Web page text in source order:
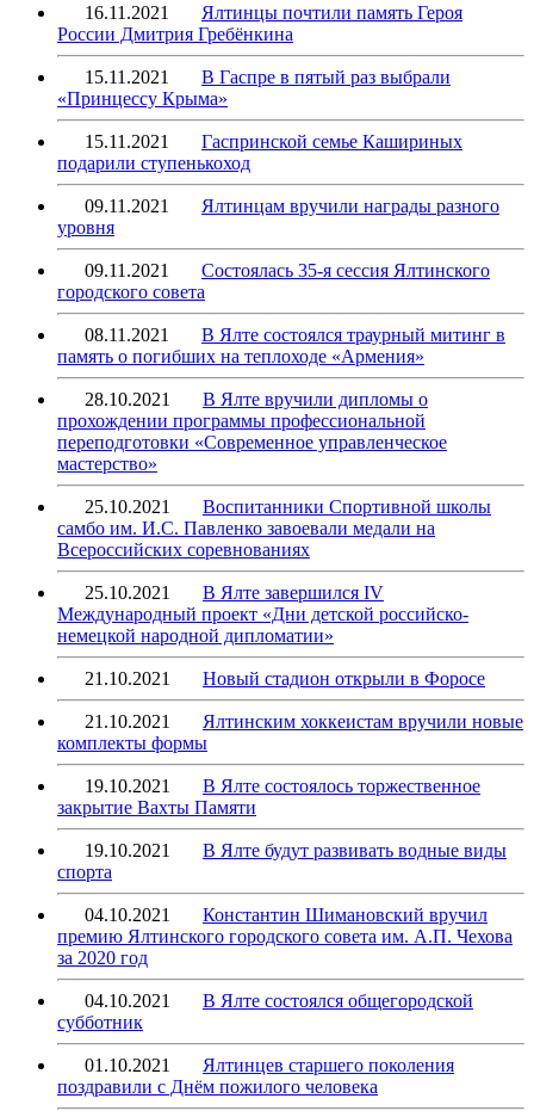
16.11.2021
Ялтинцы почтили память Героя
России Дмитрия Гребёнкина
15.11.2021
В Гаспре в пятый раз выбрали
«Принцессу Крыма»
15.11.2021
Гаспринской семье Кашириных
подарили ступенькоход
09.11.2021
Ялтинцам вручили награды разного
уровня
09.11.2021
Состоялась 35-я сессия Ялтинского
городского совета
08.11.2021
В Ялте состоялся траурный митинг в
память о погибших на теплоходе «Армения»
28.10.2021
В Ялте вручили дипломы о
прохождении программы профессиональной
переподготовки «Современное управленческое
мастерство»
25.10.2021
Воспитанники Спортивной школы
самбо им. И.С. Павленко завоевали медали на
Всероссийских соревнованиях
25.10.2021
В Ялте завершился IV
Международный проект «Дни детской российско-
немецкой народной дипломатии»
21.10.2021 Новый стадион открыли в Форосе
21.10.2021
Ялтинским хоккеистам вручили новые
комплекты формы
19.10.2021
В Ялте состоялось торжественное
закрытие Вахты Памяти
19.10.2021
В Ялте будут развивать водные виды
спорта
04.10.2021
Константин Шимановский вручил
премию Ялтинского городского совета им. А.П. Чехова
за 2020 год
04.10.2021
В Ялте состоялся общегородской
субботник
01.10.2021
Ялтинцев старшего поколения
поздравили с Днём пожилого человека